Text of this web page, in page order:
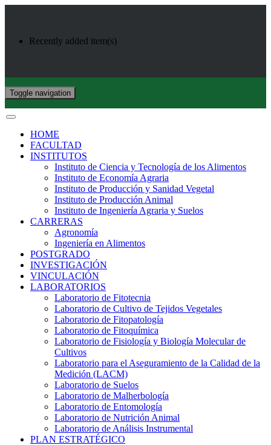
Recently added item(s)
Toggle navigation
HOME
FACULTAD
INSTITUTOS
Instituto de Ciencia y Tecnología de los Alimentos
Instituto de Economía Agraria
Instituto de Producción y Sanidad Vegetal
Instituto de Producción Animal
Instituto de Ingeniería Agraria y Suelos
CARRERAS
Agronomía
Ingeniería en Alimentos
POSTGRADO
INVESTIGACIÓN
VINCULACIÓN
LABORATORIOS
Laboratorio de Fitotecnia
Laboratorio de Cultivo de Tejidos Vegetales
Laboratorio de Fitopatología
Laboratorio de Fitoquímica
Laboratorio de Fisiología y Biología Molecular de
Cultivos
Laboratorio para el Aseguramiento de la Calidad de la
Medición (LACM)
Laboratorio de Suelos
Laboratorio de Malherbología
Laboratorio de Entomología
Laboratorio de Nutrición Animal
Laboratorio de Análisis Instrumental
PLAN ESTRATÉGICO